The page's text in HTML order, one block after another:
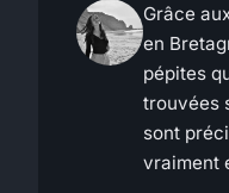
Grâce
en
pépites
trouvées
sont
vraiment